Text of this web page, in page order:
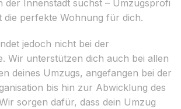
der Innenstadt suchst – Umzugsprofi
die perfekte Wohnung für dich.
jedoch nicht bei der
Wir unterstützen dich auch bei allen
deines Umzugs, angefangen bei der
bis hin zur Abwicklung des
sorgen dafür, dass dein Umzug